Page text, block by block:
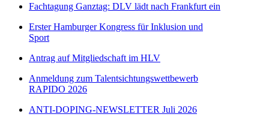
Fachtagung Ganztag: DLV lädt nach Frankfurt ein
Erster Hamburger Kongress für Inklusion und
Sport
Antrag auf Mitgliedschaft im HLV
Anmeldung zum Talentsichtungswettbewerb
RAPIDO 2026
ANTI-DOPING-NEWSLETTER Juli 2026